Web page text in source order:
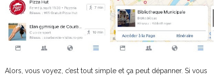
Alors, vous voyez, c’est tout simple et ça peut dépanner. Si vous